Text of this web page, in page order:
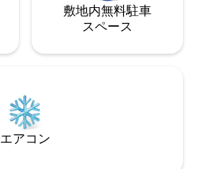
敷地内無料駐⁠車
ス⁠ペ⁠ー⁠ス
エアコン